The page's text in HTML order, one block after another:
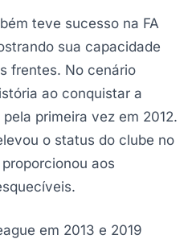
teve sucesso na FA
sua capacidade
frentes. No cenário
ao conquistar a
primeira vez em 2012.
o status do clube no
aos
em 2013 e 2019